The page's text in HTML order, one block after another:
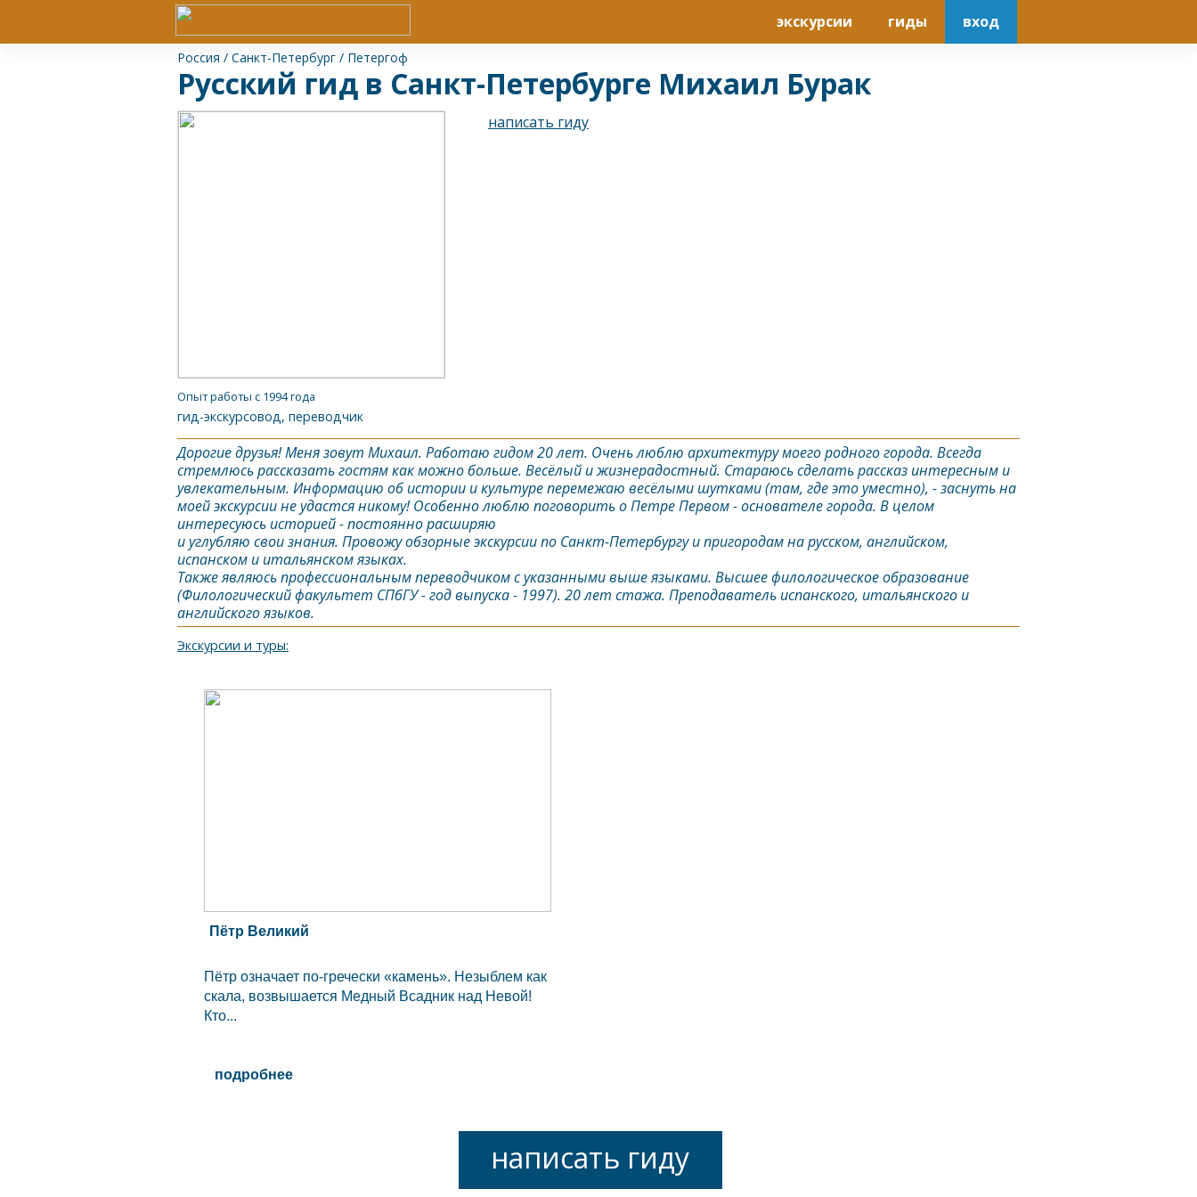
экскурсии гиды вход
Россия / Санкт-Петербург / Петергоф
Русский гид в Санкт-Петербурге Михаил Бурак
написать гиду
Опыт работы с 1994 года
гид-экскурсовод, переводчик
Дорогие друзья! Меня зовут Михаил. Работаю гидом 20 лет. Очень люблю архитектуру моего родного города. Всегда
стремлюсь рассказать гостям как можно больше. Весёлый и жизнерадостный. Стараюсь сделать рассказ интересным и
увлекательным. Информацию об истории и культуре перемежаю весёлыми шутками (там, где это уместно), - заснуть на
моей экскурсии не удастся никому! Особенно люблю поговорить о Петре Первом - основателе города. В целом
интересуюсь историей - постоянно расширяю
и углубляю свои знания. Провожу обзорные экскурсии по Санкт-Петербургу и пригородам на русском, английском,
испанском и итальянском языках.
Также являюсь профессиональным переводчиком с указанными выше языками. Высшее филологическое образование
(Филологический факультет СПбГУ - год выпуска - 1997). 20 лет стажа. Преподаватель испанского, итальянского и
английского языков.
Экскурсии и туры:
Пётр Великий
Пётр означает по-гречески «камень». Незыблем как
скала, возвышается Медный Всадник над Невой!
Кто...
подробнее
написать гиду